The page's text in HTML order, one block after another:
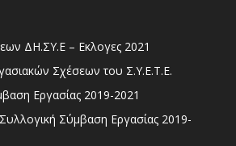
ΔΗ.ΣΥ.Ε – Εκλογες 2021
Σχέσεων του Σ.Υ.Ε.Τ.Ε.
Εργασίας 2019-2021
Συλλογική Σύμβαση Εργασίας 2019-